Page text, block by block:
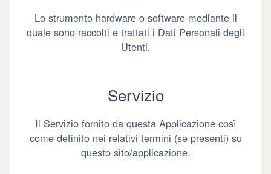
Lo strumento hardware o software mediante il
quale sono raccolti e trattati i Dati Personali degli
Utenti.
Servizio
Il Servizio fornito da questa Applicazione così
come definito nei relativi termini (se presenti) su
questo sito/applicazione.